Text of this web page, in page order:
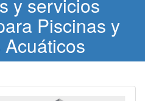
Piscinas y